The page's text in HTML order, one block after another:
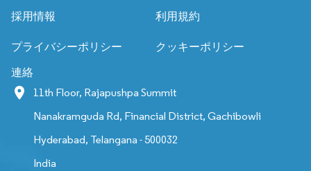
採用情報 利用規約
プライバシーポリシー クッキーポリシー
連絡
11th Floor, Rajapushpa Summit
Nanakramguda Rd, Financial District, Gachibowli
Hyderabad, Telangana - 500032
India